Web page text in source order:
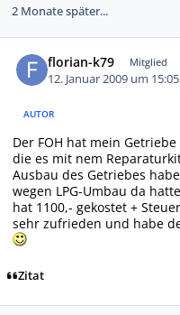
2 Monate später...
florian-k79 Mitglied
12. Januar 2009 um 15:05
AUTOR
Der FOH hat mein
die es mit nem
Ausbau des Getriebes
wegen LPG-Umbau da
hat 1100,- gekostet +
sehr zufrieden und habe
Zitat